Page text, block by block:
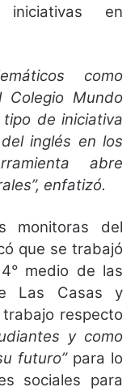
en
como
Mundo
de iniciativa
inglés en los
abre
enfatizó.
monitoras del
que se trabajó
medio de las
Las Casas y
respecto
y como
futuro”para lo
sociales para